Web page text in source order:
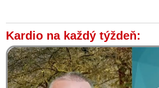
Kardio na každý týždeň: